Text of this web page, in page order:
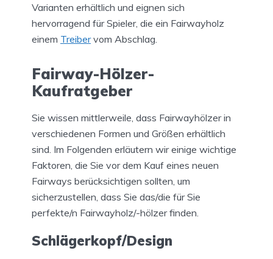
Varianten erhältlich und eignen sich
hervorragend für Spieler, die ein Fairwayholz
einem Treibervom Abschlag.
Fairway-Hölzer-
Kaufratgeber
Sie wissen mittlerweile, dass Fairwayhölzer in
verschiedenen Formen und Größen erhältlich
sind. Im Folgenden erläutern wir einige wichtige
Faktoren, die Sie vor dem Kauf eines neuen
Fairways berücksichtigen sollten, um
sicherzustellen, dass Sie das/die für Sie
perfekte/n Fairwayholz/-hölzer finden.
Schlägerkopf/Design